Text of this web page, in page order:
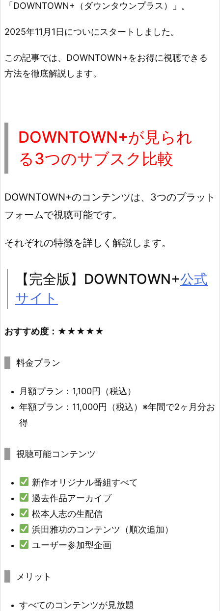
「DOWNTOWN+（ダウンタウンプラス）」。
2025年11月1日についにスタートしました。
この記事では、DOWNTOWN+をお得に視聴できる
方法を徹底解説します。
DOWNTOWN+が見られ
る3つのサブスク比較
DOWNTOWN+のコンテンツは、3つのプラット
フォームで視聴可能です。
それぞれの特徴を詳しく解説します。
【完全版】DOWNTOWN+公式
サイト
おすすめ度：★★★★★
料金プラン
月額プラン：1,100円（税込）
年額プラン：11,000円（税込）※年間で2ヶ月分お
得
視聴可能コンテンツ
新作オリジナル番組すべて
過去作品アーカイブ
松本人志の生配信
浜田雅功のコンテンツ（順次追加）
ユーザー参加型企画
メリット
すべてのコンテンツが見放題